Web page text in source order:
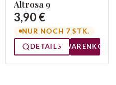
Altrosa 9
3,90 €
NUR NOCH 7 STK.
DETAILS
WARENKORB